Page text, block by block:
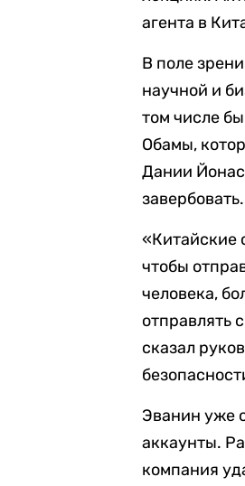
агента в
В поле
научной и
том числе
Обамы,
Дании Йонас
завербовать.
«Китайские
чтобы
человека,
отправлять
сказал
Эванин уже
аккаунты.
компания